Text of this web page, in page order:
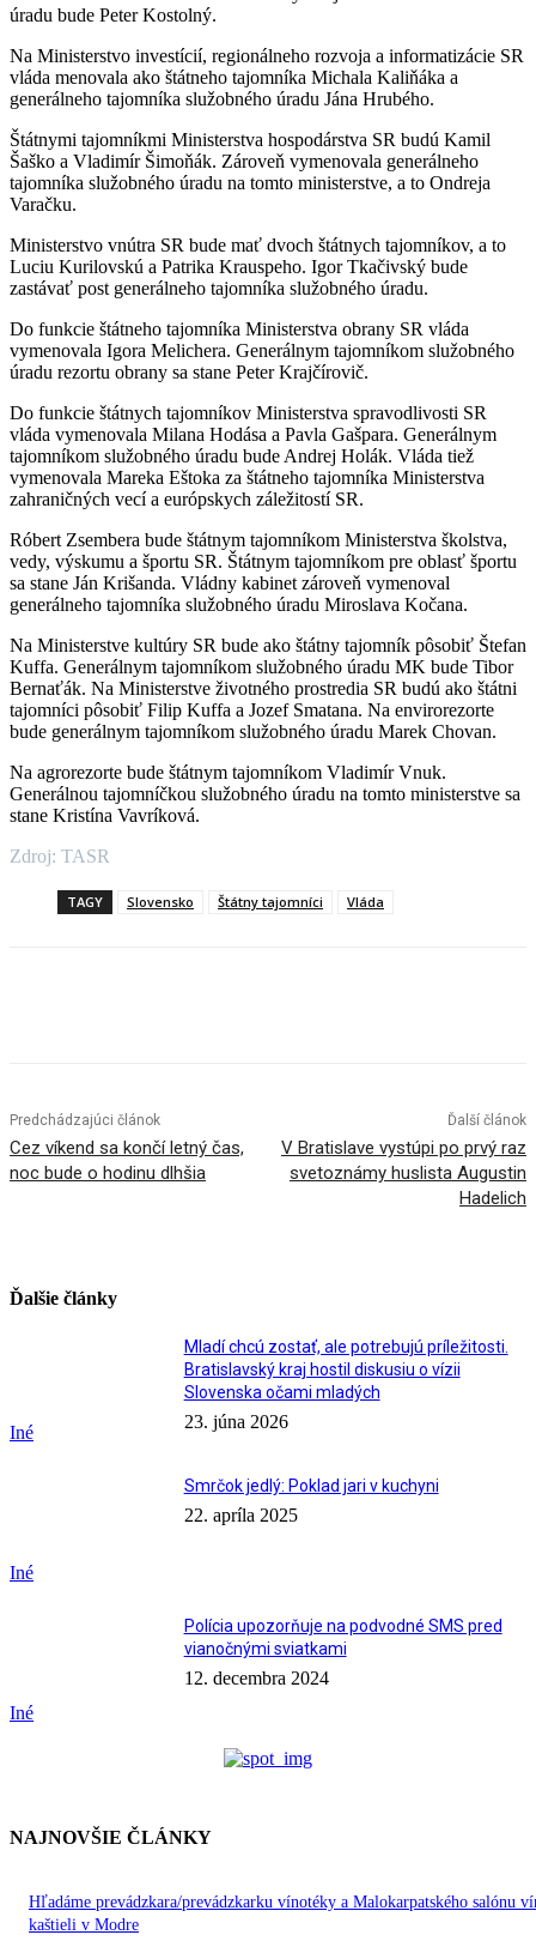
úradu bude Peter Kostolný.
Na Ministerstvo investícií, regionálneho rozvoja a informatizácie SR
vláda menovala ako štátneho tajomníka Michala Kaliňáka a
generálneho tajomníka služobného úradu Jána Hrubého.
Štátnymi tajomníkmi Ministerstva hospodárstva SR budú Kamil
Šaško a Vladimír Šimoňák. Zároveň vymenovala generálneho
tajomníka služobného úradu na tomto ministerstve, a to Ondreja
Varačku.
Ministerstvo vnútra SR bude mať dvoch štátnych tajomníkov, a to
Luciu Kurilovskú a Patrika Krauspeho. Igor Tkačivský bude
zastávať post generálneho tajomníka služobného úradu.
Do funkcie štátneho tajomníka Ministerstva obrany SR vláda
vymenovala Igora Melichera. Generálnym tajomníkom služobného
úradu rezortu obrany sa stane Peter Krajčírovič.
Do funkcie štátnych tajomníkov Ministerstva spravodlivosti SR
vláda vymenovala Milana Hodása a Pavla Gašpara. Generálnym
tajomníkom služobného úradu bude Andrej Holák. Vláda tiež
vymenovala Mareka Eštoka za štátneho tajomníka Ministerstva
zahraničných vecí a európskych záležitostí SR.
Róbert Zsembera bude štátnym tajomníkom Ministerstva školstva,
vedy, výskumu a športu SR. Štátnym tajomníkom pre oblasť športu
sa stane Ján Krišanda. Vládny kabinet zároveň vymenoval
generálneho tajomníka služobného úradu Miroslava Kočana.
Na Ministerstve kultúry SR bude ako štátny tajomník pôsobiť Štefan
Kuffa. Generálnym tajomníkom služobného úradu MK bude Tibor
Bernaťák. Na Ministerstve životného prostredia SR budú ako štátni
tajomníci pôsobiť Filip Kuffa a Jozef Smatana. Na envirorezorte
bude generálnym tajomníkom služobného úradu Marek Chovan.
Na agrorezorte bude štátnym tajomníkom Vladimír Vnuk.
Generálnou tajomníčkou služobného úradu na tomto ministerstve sa
stane Kristína Vavríková.
Zdroj: TASR
TAGY Slovensko Štátny tajomníci Vláda
Predchádzajúci článok
Cez víkend sa končí letný čas,
noc bude o hodinu dlhšia
Ďalší článok
V Bratislave vystúpi po prvý raz
svetoznámy huslista Augustin
Hadelich
Ďalšie články
Iné
Mladí chcú zostať, ale potrebujú príležitosti.
Bratislavský kraj hostil diskusiu o vízii
Slovenska očami mladých
23. júna 2026
Iné
Smrčok jedlý: Poklad jari v kuchyni
22. apríla 2025
Iné
Polícia upozorňuje na podvodné SMS pred
vianočnými sviatkami
12. decembra 2024
NAJNOVŠIE ČLÁNKY
Hľadáme prevádzkara/prevádzkarku vínotéky a Malokarpatského salónu
kaštieli v Modre